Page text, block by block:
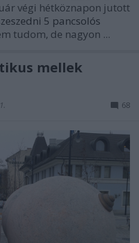
végi hétköznapon jutott
5 pancsolós
tudom, de nagyon ...
mellek
68